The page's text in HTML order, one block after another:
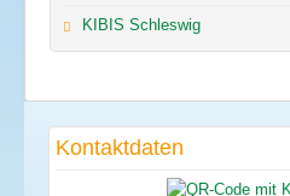
KIBIS Schleswig
Kontaktdaten